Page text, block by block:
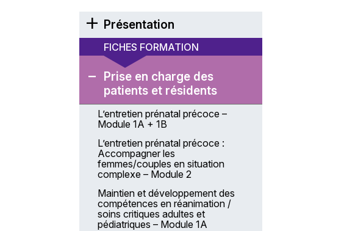
Présentation
Éditorial
Présentation générale de l’Anfh
La coordination des actions
de formation
Modalités de gestion du Plan
d’actions régional et coordonné –
Les modalités de gestion
Une équipe à votre service
Comment venir à la délégation
Anfh Centre-Val de Loire ?
Projet stratégique 2025 – 2028
FICHES FORMATION
Prise en charge des
patients et résidents
L’entretien prénatal précoce –
Module 1A + 1B
L’entretien prénatal précoce :
Accompagner les
femmes/couples en situation
complexe – Module 2
Maintien et développement des
compétences en réanimation /
soins critiques adultes et
pédiatriques – Module 1A